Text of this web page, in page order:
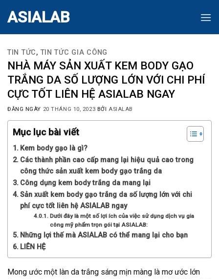
ASIALAB
TIN TỨC,TIN TỨC GIA CÔNG
NHÀ MÁY SẢN XUẤT KEM BODY GẠO
TRẮNG DA SỐ LƯỢNG LỚN VỚI CHI PHÍ
CỰC TỐT LIÊN HỆ ASIALAB NGAY
ĐĂNG NGÀY 20 THÁNG 10, 2023 BỞI ASIALAB
Mục lục bài viết
Kem body gạo là gì?
Các thành phần cao cấp mang lại hiệu quả cao trong
công thức sản xuất kem body gạo trắng da
Công dụng kem body trắng da mang lại
Sản xuất kem body gạo trắng da số lượng lớn với chi
phí cực tốt liên hệ ASIALAB ngay
Dưới đây là một số lợi ích của việc sử dụng dịch vụ gia
công mỹ phẩm trọn gói tại ASIALAB:
Những lợi thế mà ASIALAB có thể mang lại cho bạn
LIÊN HỆ
Mong ước một làn da trắng sáng mịn màng là mơ ước lớn